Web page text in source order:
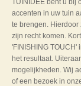
TUINIDEE bent u
accenten in uw tuin
te brengen. Hierdoor
zijn recht komen.
'FINISHING TOUCH'
het resultaat.
mogelijkheden. Wij
of een bezoek in